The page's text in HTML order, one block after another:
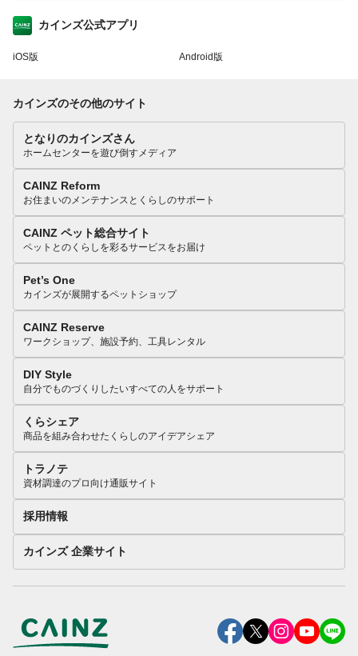
カインズ公式アプリ
iOS版 Android版
カインズのその他のサイト
となりのカインズさん
ホームセンターを遊び倒すメディア
CAINZ Reform
お住まいのメンテナンスとくらしのサポート
CAINZ ペット総合サイト
ペットとのくらしを彩るサービスをお届け
Pet’s One
カインズが展開するペットショップ
CAINZ Reserve
ワークショップ、施設予約、工具レンタル
DIY Style
自分でものづくりしたいすべての人をサポート
くらシェア
商品を組み合わせたくらしのアイデアシェア
トラノテ
資材調達のプロ向け通販サイト
採用情報
カインズ 企業サイト